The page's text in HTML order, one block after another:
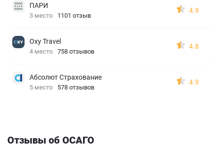
ПАРИ
3 место 1101 отзыв
4.9
Oxy Travel
4 место 758 отзывов
4.8
Абсолют Страхование
5 место 578 отзывов
4.9
Отзывы об ОСАГО